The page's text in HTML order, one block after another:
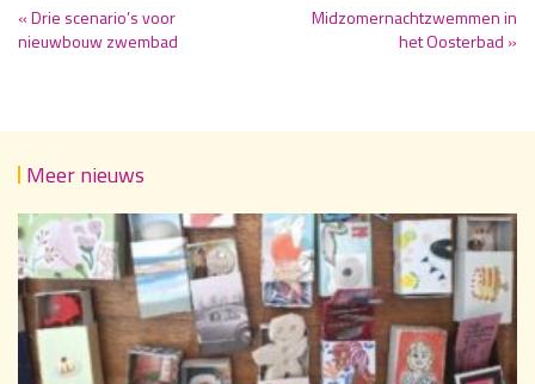
« Drie scenario’s voor
nieuwbouw zwembad
Midzomernachtzwemmen in
het Oosterbad »
Meer nieuws